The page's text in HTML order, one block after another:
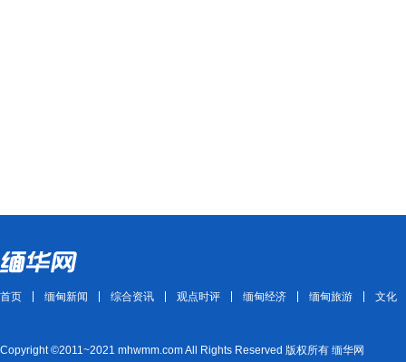
首页 缅甸新闻 综合资讯 观点时评 缅甸经济 缅甸旅游 文化
Copyright ©2011~2021 mhwmm.com All Rights Reserved 版权所有 缅华网